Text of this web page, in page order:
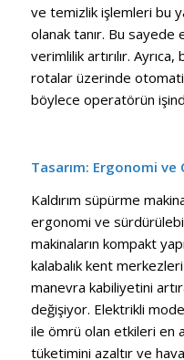
ve temizlik işlemleri bu
olanak tanır. Bu sayede
verimlilik artırılır.
rotalar üzerinde
böylece operatörün
Tasarım: Ergonomi ve
Kaldırım süpürme
ergonomi ve
makinaların kompakt
kalabalık kent
manevra kabiliyetini
değişiyor. Elektrikli
ile ömrü olan etkileri en
tüketimini azaltır ve